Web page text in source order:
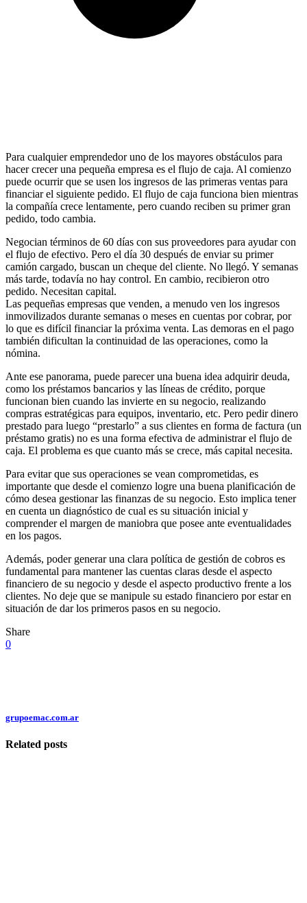
Para cualquier emprendedor uno de los mayores obstáculos para
hacer crecer una pequeña empresa es el flujo de caja. Al comienzo
puede ocurrir que se usen los ingresos de las primeras ventas para
financiar el siguiente pedido. El flujo de caja funciona bien mientras
la compañía crece lentamente, pero cuando reciben su primer gran
pedido, todo cambia.
Negocian términos de 60 días con sus proveedores para ayudar con
el flujo de efectivo. Pero el día 30 después de enviar su primer
camión cargado, buscan un cheque del cliente. No llegó. Y semanas
más tarde, todavía no hay control. En cambio, recibieron otro
pedido. Necesitan capital.
Las pequeñas empresas que venden, a menudo ven los ingresos
inmovilizados durante semanas o meses en cuentas por cobrar, por
lo que es difícil financiar la próxima venta. Las demoras en el pago
también dificultan la continuidad de las operaciones, como la
nómina.
Ante ese panorama, puede parecer una buena idea adquirir deuda,
como los préstamos bancarios y las líneas de crédito, porque
funcionan bien cuando las invierte en su negocio, realizando
compras estratégicas para equipos, inventario, etc. Pero pedir dinero
prestado para luego “prestarlo” a sus clientes en forma de factura (un
préstamo gratis) no es una forma efectiva de administrar el flujo de
caja. El problema es que cuanto más se crece, más capital necesita.
Para evitar que sus operaciones se vean comprometidas, es
importante que desde el comienzo logre una buena planificación de
cómo desea gestionar las finanzas de su negocio. Esto implica tener
en cuenta un diagnóstico de cual es su situación inicial y
comprender el margen de maniobra que posee ante eventualidades
en los pagos.
Además, poder generar una clara política de gestión de cobros es
fundamental para mantener las cuentas claras desde el aspecto
financiero de su negocio y desde el aspecto productivo frente a los
clientes. No deje que se manipule su estado financiero por estar en
situación de dar los primeros pasos en su negocio.
Share
0
grupoemac.com.ar
Related posts